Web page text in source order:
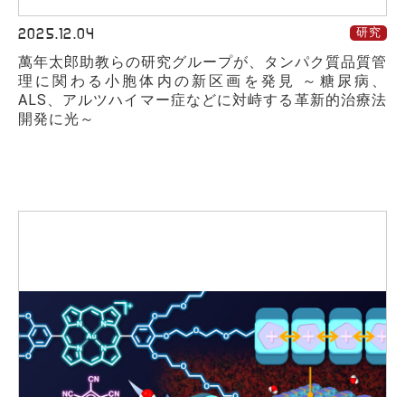
2025.12.04 研究
萬年太郎助教らの研究グループが、タンパク質品質管
理に関わる小胞体内の新区画を発見 ～糖尿病、
ALS、アルツハイマー症などに対峙する革新的治療法
開発に光～